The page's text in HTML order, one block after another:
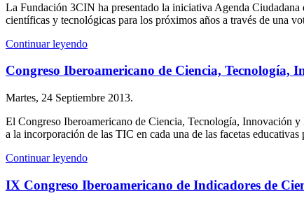
La Fundación 3CIN ha presentado la iniciativa Agenda
científicas y tecnológicas para los próximos años a través de una
Continuar leyendo
Congreso Iberoamericano de Ciencia, Tecnología,
Martes, 24 Septiembre 2013.
El Congreso Iberoamericano de Ciencia, Tecnología, Innovación
a la incorporación de las TIC en cada una de las facetas
Continuar leyendo
IX Congreso Iberoamericano de Indicadores de